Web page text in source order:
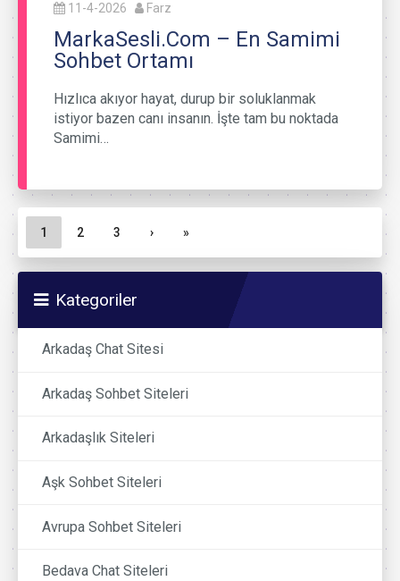
11-4-2026 Farz
MarkaSesli.Com – En Samimi
Sohbet Ortamı
Hızlıca akıyor hayat, durup bir soluklanmak
istiyor bazen canı insanın. İşte tam bu noktada
Samimi…
Sayfa gezinme
Geçerli Sayfa
1 Sayfa
2 Sayfa
3 › »
Kategoriler
Arkadaş Chat Sitesi
Arkadaş Sohbet Siteleri
Arkadaşlık Siteleri
Aşk Sohbet Siteleri
Avrupa Sohbet Siteleri
Bedava Chat Siteleri